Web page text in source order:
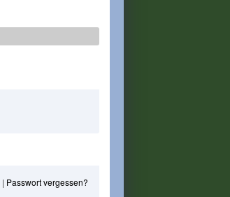
| Passwort vergessen?